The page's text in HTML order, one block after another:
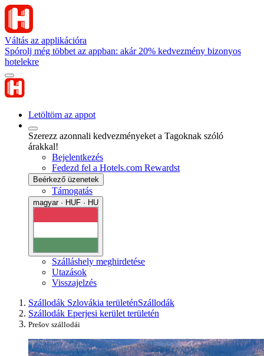
Váltás az applikációra
Spórolj még többet az appban: akár 20% kedvezmény bizonyos
hotelekre
Letöltöm az appot
Szerezz azonnali kedvezményeket a Tagoknak szóló
árakkal!
Bejelentkezés
Fedezd fel a Hotels.com Rewardst
Beérkező üzenetek
Támogatás
magyar · HUF · HU
Szálláshely meghirdetése
Utazások
Visszajelzés
Szállodák Szlovákia területénSzállodák
Szállodák Eperjesi kerület területén
Prešov szállodái